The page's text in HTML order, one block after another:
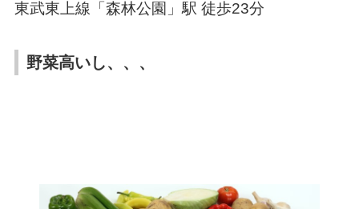
東武東上線「森林公園」駅 徒歩23分
野菜高いし、、、